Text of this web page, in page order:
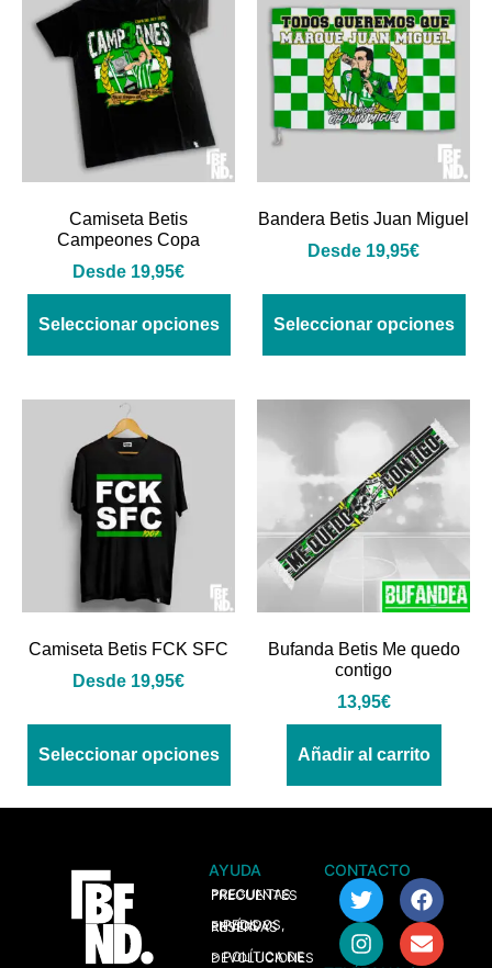
Camiseta Betis
Campeones Copa
Desde 19,95€
Seleccionar opciones
Bandera Betis Juan Miguel
Desde 19,95€
Seleccionar opciones
Camiseta Betis FCK SFC
Desde 19,95€
Seleccionar opciones
Bufanda Betis Me quedo
contigo
13,95€
Añadir al carrito
AYUDA
> PREGUNTAS FRECUENTES
> PEDIDOS, ENVÍOS Y RESERVAS
> POLÍTICA DE DEVOLUCIONES
CONTACTO